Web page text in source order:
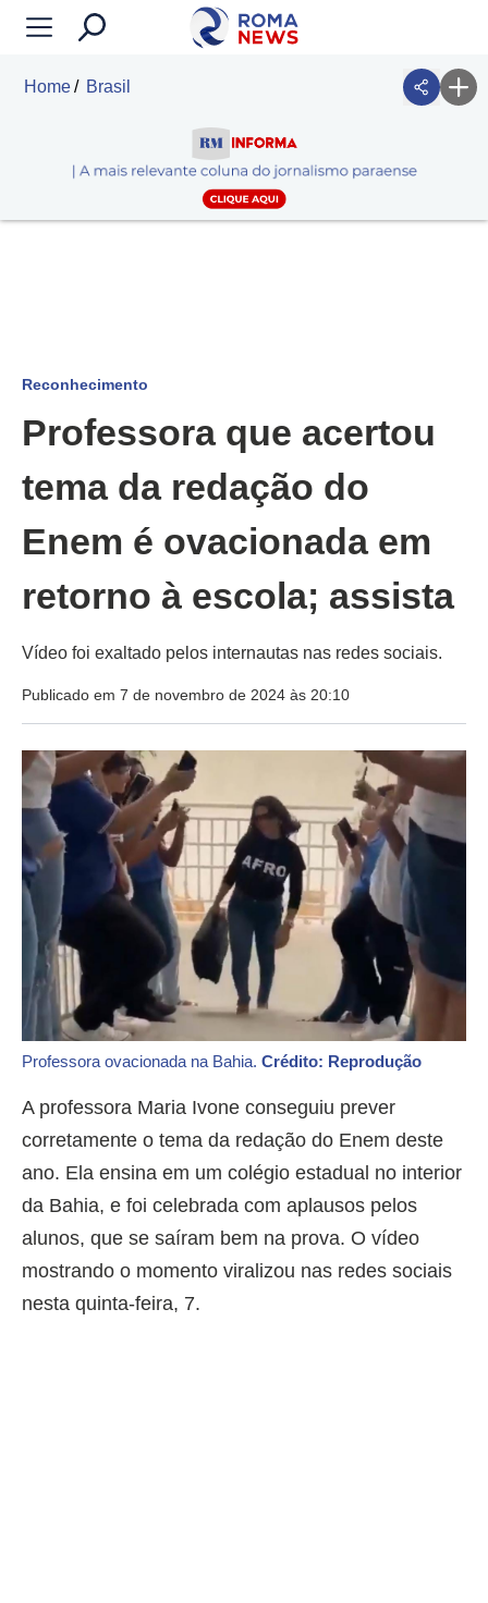
Home Brasil
Reconhecimento
Professora que acertou
tema da redação do
Enem é ovacionada em
retorno à escola; assista
Vídeo foi exaltado pelos internautas nas redes sociais.
Publicado em 7 de novembro de 2024 às 20:10
Professora ovacionada na Bahia. Crédito: Reprodução
A professora Maria Ivone conseguiu prever
corretamente o tema da redação do Enem deste
ano. Ela ensina em um colégio estadual no interior
da Bahia, e foi celebrada com aplausos pelos
alunos, que se saíram bem na prova. O vídeo
mostrando o momento viralizou nas redes sociais
nesta quinta-feira, 7.